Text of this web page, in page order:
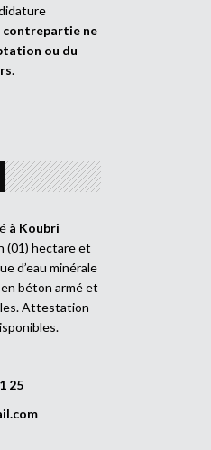
contrepartie ne
ou du
.
à Koubri
(01) hectare et
d’eau minérale
béton armé et
Attestation
25